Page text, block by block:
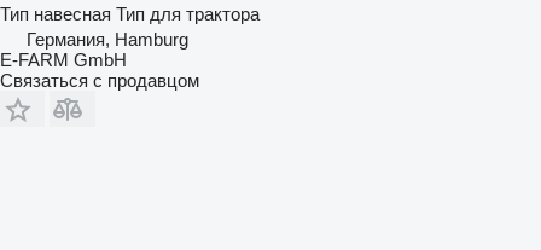
Тип навесная Тип для трактора
Германия, Hamburg
E-FARM GmbH
Связаться с продавцом